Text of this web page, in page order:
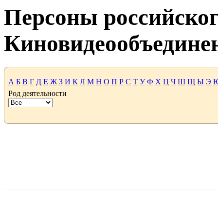
Персоны
А Б В Г Д Е Ж З И К Л М Н О П Р С Т У Ф Х Ц Ч Ш Щ Ы Э
Род деятельности